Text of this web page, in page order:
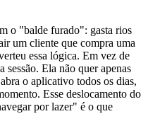
o "balde furado": gasta rios
um cliente que compra uma
essa lógica. Em vez de
sessão. Ela não quer apenas
o aplicativo todos os dias,
Esse deslocamento do
por lazer" é o que